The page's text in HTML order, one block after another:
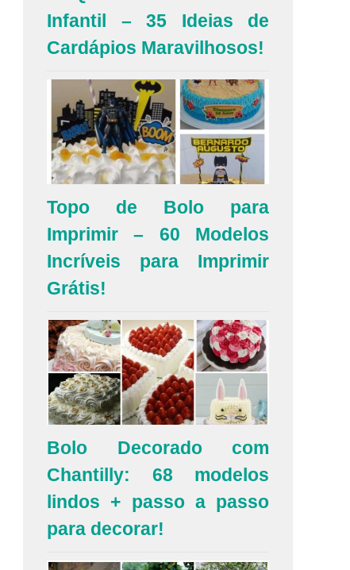
Infantil – 35 Ideias de
Cardápios Maravilhosos!
Topo de Bolo para
Imprimir – 60 Modelos
Incríveis para Imprimir
Grátis!
Bolo Decorado com
Chantilly: 68 modelos
lindos + passo a passo
para decorar!